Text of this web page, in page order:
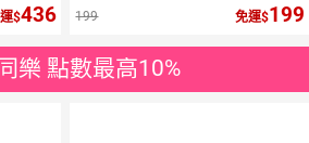
436
199
免運 199
樂 點數最高10%